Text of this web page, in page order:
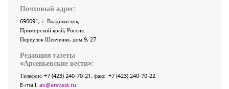
Почтовый адрес:
690091, г. Владивосток,
Приморский край, Россия
Переулок Шевченко, дом 9, 27
Редакция газеты
«Арсеньевские вести»:
Телефон: +7 (423) 240-70-21, факс: +7 (423) 240-70-22
E-mail: av@arsvest.ru